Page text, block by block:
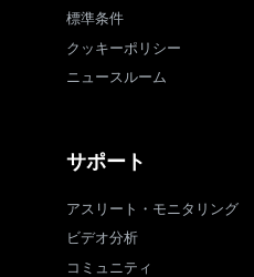
標準条件
クッキーポリシー
ニュースルーム
サポート
アスリート・モニタリング
ビデオ分析
コミュニティ